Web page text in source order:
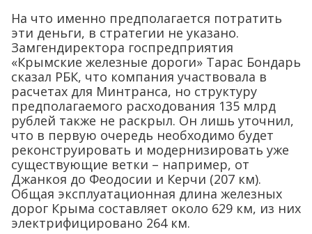
На что именно предполагается потратить
эти деньги, в стратегии не указано.
Замгендиректора госпредприятия
«Крымские железные дороги» Тарас Бондарь
сказал РБК, что компания участвовала в
расчетах для Минтранса, но структуру
предполагаемого расходования 135 млрд
рублей также не раскрыл. Он лишь уточнил,
что в первую очередь необходимо будет
реконструировать и модернизировать уже
существующие ветки – например, от
Джанкоя до Феодосии и Керчи (207 км).
Общая эксплуатационная длина железных
дорог Крыма составляет около 629 км, из них
электрифицировано 264 км.